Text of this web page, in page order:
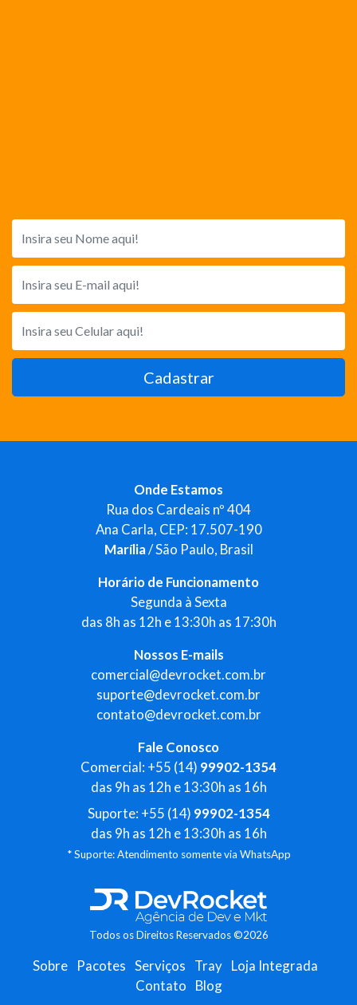
Cadastrar
Onde Estamos
Rua dos Cardeais nº 404
Ana Carla, CEP: 17.507-190
Marília/ São Paulo, Brasil
Horário de Funcionamento
Segunda à Sexta
das 8h as 12h e 13:30h as 17:30h
Nossos E-mails
comercial@devrocket.com.br
suporte@devrocket.com.br
contato@devrocket.com.br
Fale Conosco
Comercial: +55 (14) 99902-1354
das 9h as 12h e 13:30h as 16h
Suporte: +55 (14) 99902-1354
das 9h as 12h e 13:30h as 16h
* Suporte: Atendimento somente via WhatsApp
Todos os Direitos Reservados ©2026
Sobre Pacotes Serviços Tray Loja Integrada
Contato
Blog